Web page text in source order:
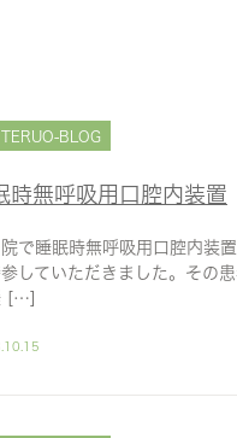
TERUO-BLOG
時無呼吸用口腔内装置
で睡眠時無呼吸用口腔内装
していただきました。その
[…]